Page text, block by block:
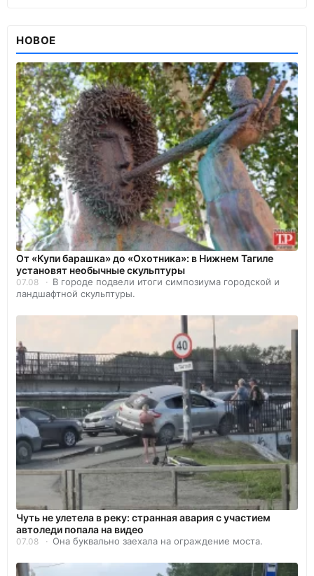
НОВОЕ
От «Купи барашка» до «Охотника»: в Нижнем Тагиле
установят необычные скульптуры
07.08
В городе подвели итоги симпозиума городской и
ландшафтной скульптуры.
Чуть не улетела в реку: странная авария с участием
автоледи попала на видео
07.08 Она буквально заехала на ограждение моста.